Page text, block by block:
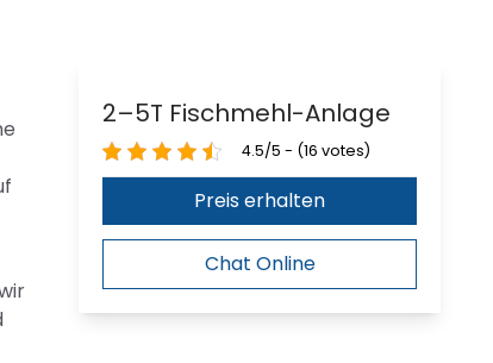
2–5T Fischmehl-Anlage
4.5/5 - (16 votes)
Preis erhalten
Chat Online